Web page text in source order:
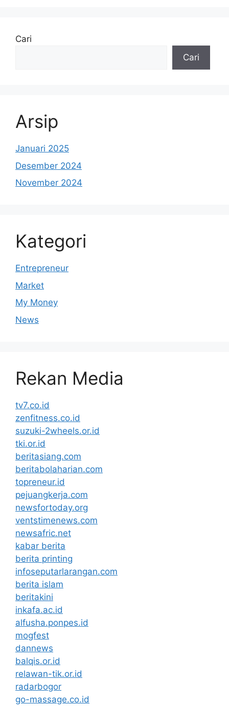
Cari
Cari
Arsip
Januari 2025
Desember 2024
November 2024
Kategori
Entrepreneur
Market
My Money
News
Rekan Media
tv7.co.id
zenfitness.co.id
suzuki-2wheels.or.id
tki.or.id
beritasiang.com
beritabolaharian.com
topreneur.id
pejuangkerja.com
newsfortoday.org
ventstimenews.com
newsafric.net
kabar berita
berita printing
infoseputarlarangan.com
berita islam
beritakini
inkafa.ac.id
alfusha.ponpes.id
mogfest
dannews
balqis.or.id
relawan-tik.or.id
radarbogor
go-massage.co.id